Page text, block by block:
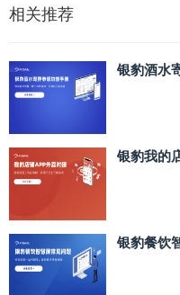
相关推荐
银豹酒水
银豹我的
银豹餐饮